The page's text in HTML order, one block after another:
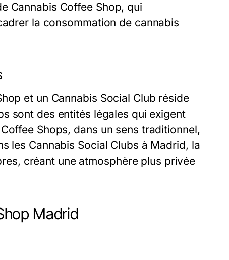
Cannabis Coffee Shop, qui
la consommation de cannabis
et un Cannabis Social Club réside
sont des entités légales qui exigent
Shops, dans un sens traditionnel,
les Cannabis Social Clubs à Madrid, la
créant une atmosphère plus privée
Madrid